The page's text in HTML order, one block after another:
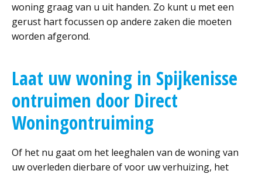
woning graag van u uit handen. Zo kunt u met een
gerust hart focussen op andere zaken die moeten
worden afgerond.
Laat uw woning in Spijkenisse
ontruimen door Direct
Woningontruiming
Of het nu gaat om het leeghalen van de woning van
uw overleden dierbare of voor uw verhuizing, het